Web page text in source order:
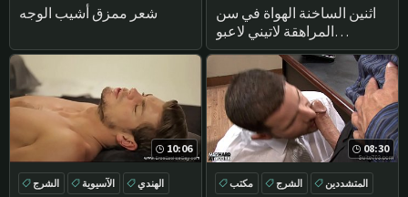
شعر ممزق أشيب الوجه
المتشددين
اللسان
اثنين الساخنة الهواة في سن
المراهقة لاتيني لاعبو
الاسطوانات المدفوعة نقدا من
قبل غريب أن يمارس الجنس
في الصالة الرياضية دش
لاعبو الاسطوانات
10:06
الشرج الآسيوية
الهندي
08:30
مكتب الشرج
المتشددين